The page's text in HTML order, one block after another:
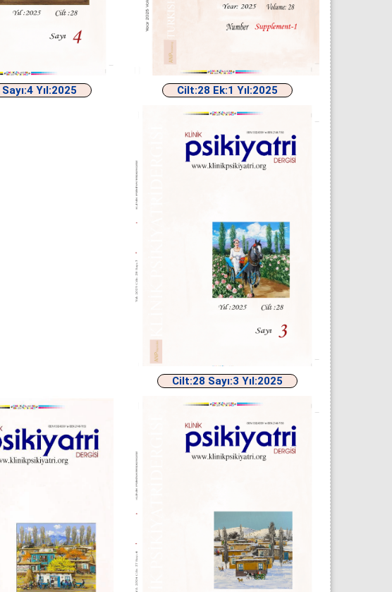
Yıl:2025 Cilt:28 Ek:1 Yıl:2025
Cilt:28 Sayı:3 Yıl:2025